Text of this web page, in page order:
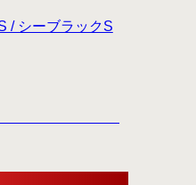
/ シーブラックS